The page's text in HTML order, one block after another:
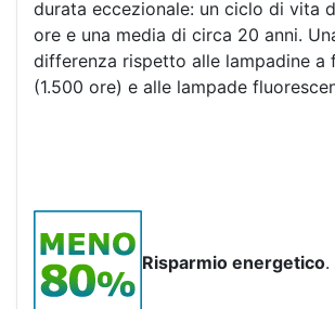
durata eccezionale: un ciclo di vita
ore e una media di circa 20 anni.
differenza rispetto alle lampadine a
(1.500 ore) e alle lampade
Risparmio energetico.